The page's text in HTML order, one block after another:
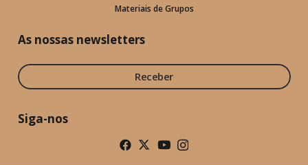
Materiais de Grupos
As nossas newsletters
Receber
Siga-nos